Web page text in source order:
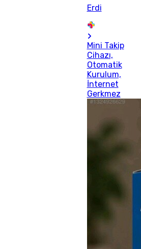
Erdi
Mini Takip
Cihazı,
Otomatik
Kurulum,
İnternet
Gerkmez